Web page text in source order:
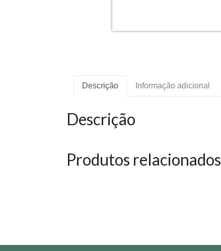
Descrição Informação adicional
Descrição
Produtos relacionados